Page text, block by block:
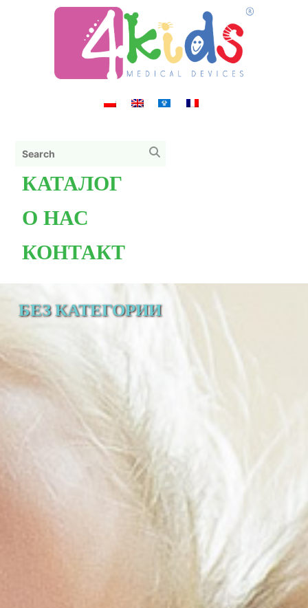
КАТАЛОГ
О НАС
КОНТАКТ
БЕЗ КАТЕГОРИИ